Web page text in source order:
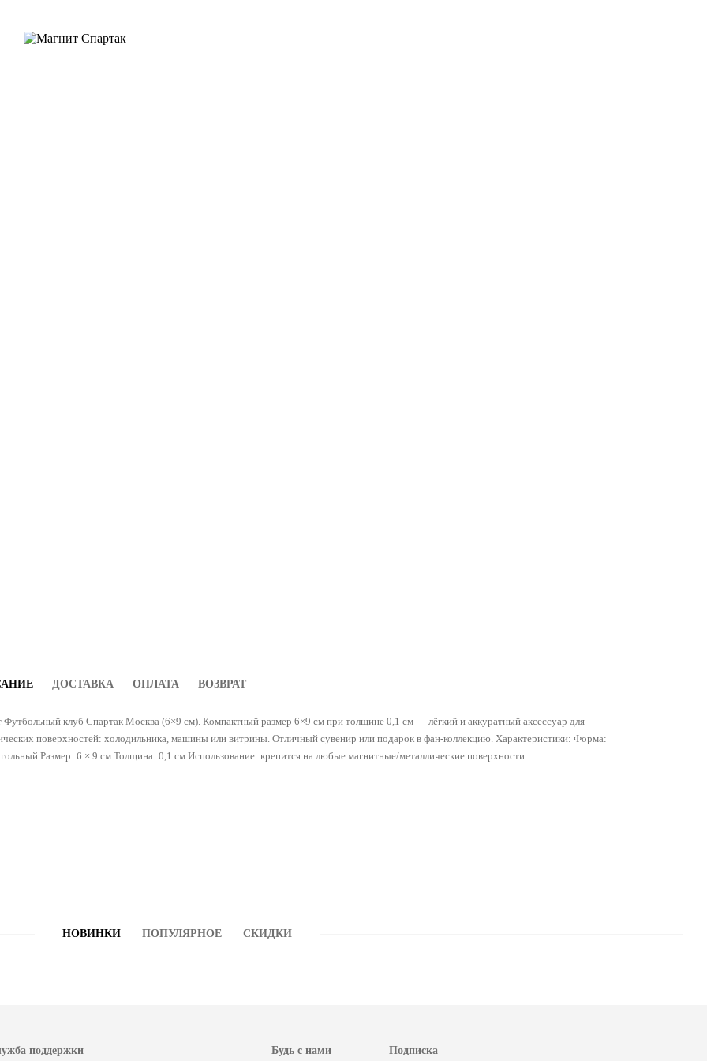
ДОСТАВКА ОПЛАТА ВОЗВРАТ
Футбольный клуб Спартак Москва (6×9 см). Компактный размер 6×9 см при толщине 0,1 см — лёгкий и аккуратный аксессуар для
поверхностей: холодильника, машины или витрины. Отличный сувенир или подарок в фан‑коллекцию. Характеристики: Форма:
Размер: 6 × 9 см Толщина: 0,1 см Использование: крепится на любые магнитные/металлические поверхности.
НОВИНКИ ПОПУЛЯРНОЕ СКИДКИ
поддержки Будь с нами Подписка